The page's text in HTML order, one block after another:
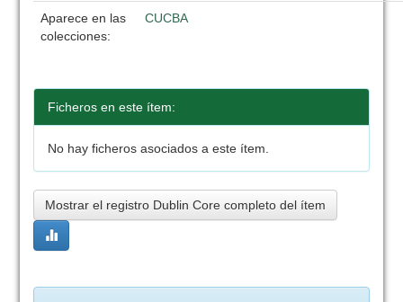
Aparece en las
colecciones:
CUCBA
Ficheros en este ítem:
No hay ficheros asociados a este ítem.
Mostrar el registro Dublin Core completo del ítem